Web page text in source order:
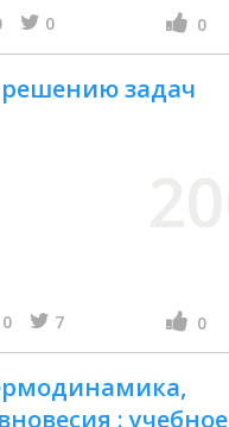
0 0
решению задач
0 7 0
: учебное